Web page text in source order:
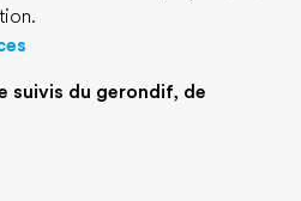
suivis du gerondif, de